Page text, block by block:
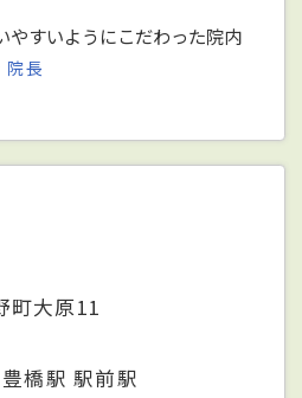
やすいようにこだわった院内
院長
町大原11
橋駅 駅前駅